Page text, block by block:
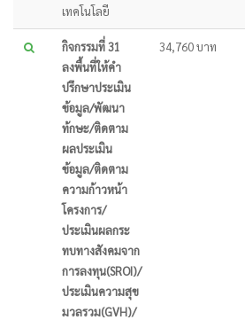
เทคโนโลยี
กิจกรรมที่ 31
ลงพื้นที่ให้คำ
ปรึกษาประเมิน
ข้อมูล/พัฒนา
ท้กษะ/ติดตาม
ผลประเมิน
ข้อมูล/ติดตาม
ความก้าวหน้า
โครงการ/
ประเมินผลกระ
ทบทางสังคมจาก
การลงทุน(SROI)/
ประเมินความสุข
มวลรวม(GVH)/
34,760 บาท